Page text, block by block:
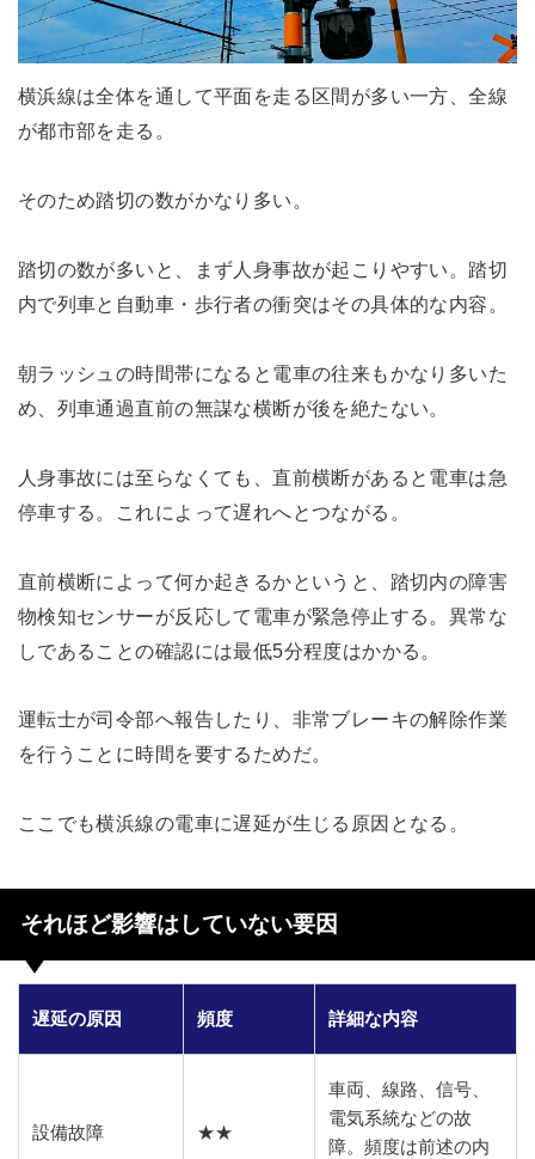
横浜線は全体を通して平面を走る区間が多い一方、全線
が都市部を走る。
そのため踏切の数がかなり多い。
踏切の数が多いと、まず人身事故が起こりやすい。踏切
内で列車と自動車・歩行者の衝突はその具体的な内容。
朝ラッシュの時間帯になると電車の往来もかなり多いた
め、列車通過直前の無謀な横断が後を絶たない。
人身事故には至らなくても、直前横断があると電車は急
停車する。これによって遅れへとつながる。
直前横断によって何か起きるかというと、踏切内の障害
物検知センサーが反応して電車が緊急停止する。異常な
しであることの確認には最低5分程度はかかる。
運転士が司令部へ報告したり、非常ブレーキの解除作業
を行うことに時間を要するためだ。
ここでも横浜線の電車に遅延が生じる原因となる。
それほど影響はしていない要因
遅延の原因 頻度 詳細な内容
設備故障 ★★
車両、線路、信号、
電気系統などの故
障。頻度は前述の内